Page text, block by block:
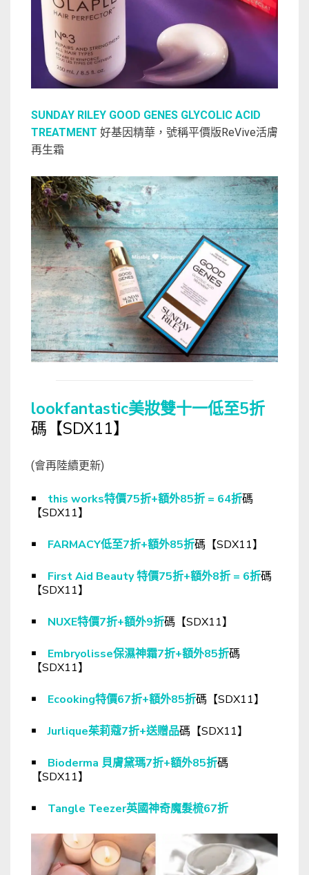
SUNDAY RILEY GOOD GENES GLYCOLIC ACID
TREATMENT 好基因精華，號稱平價版ReVive活膚
再生霜
lookfantastic美妝雙十一低至5折
碼【SDX11】
(會再陸續更新)
￭ this works特價75折+額外85折 = 64折碼
【SDX11】
￭ FARMACY低至7折+額外85折碼【SDX11】
￭ First Aid Beauty 特價75折+額外8折 = 6折碼
【SDX11】
￭ NUXE特價7折+額外9折碼【SDX11】
￭ Embryolisse保濕神霜7折+額外85折碼
【SDX11】
￭ Ecooking特價67折+額外85折碼【SDX11】
￭Jurlique茱莉蔻7折+送贈品碼【SDX11】
￭ Bioderma 貝膚黛瑪7折+額外85折碼
【SDX11】
￭ Tangle Teezer英國神奇魔髮梳67折